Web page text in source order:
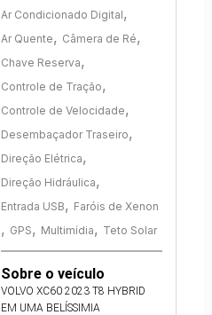
Ar Condicionado Digital,
Ar Quente, Câmera de Ré,
Chave Reserva,
Controle de Tração,
Controle de Velocidade,
Desembaçador Traseiro,
Direção Elétrica,
Direção Hidráulica,
Entrada USB, Faróis de Xenon
, GPS, Multimídia, Teto Solar
Sobre o veículo
VOLVO XC60 2023 T8 HYBRID
EM UMA BELÍSSIMIA